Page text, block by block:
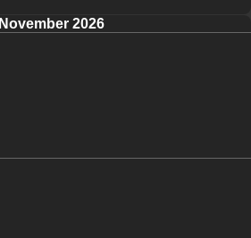
November 2026